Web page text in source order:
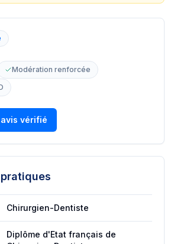
Modération renforcée
vérifié
Chirurgien-Dentiste
Diplôme d'Etat français de